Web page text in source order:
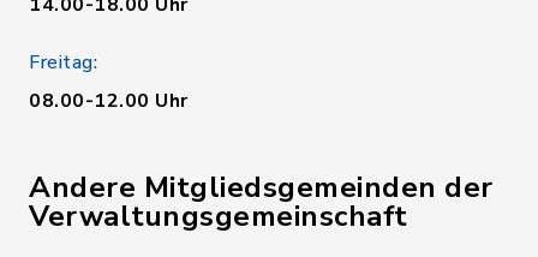
Freitag:
08.00-12.00 Uhr
Andere Mitgliedsgemeinden der
Verwaltungsgemeinschaft